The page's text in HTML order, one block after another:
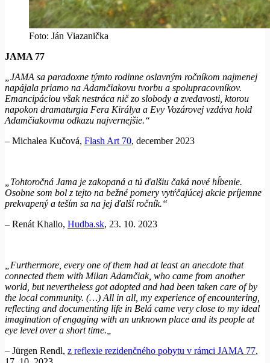
Foto: Ján Viazanička
JAMA 77
„JAMA sa paradoxne týmto rodinne oslavným ročníkom najmenej
napájala priamo na Adamčiakovu tvorbu a spolupracovníkov.
Emancipáciou však nestráca nič zo slobody a zvedavosti, ktorou
napokon dramaturgia Fera Királya a Evy Vozárovej vzdáva hold
Adamčiakovmu odkazu najvernejšie.“
– Michalea Kučová, Flash Art 70, december 2023
„Tohtoročná Jama je zakopaná a tú ďalšiu čaká nové hĺbenie.
Osobne som bol z tejto na bežné pomery vytŕčajúcej akcie príjemne
prekvapený a teším sa na jej ďalší ročník.“
– Renát Khallo, Hudba.sk, 23. 10. 2023
Furthermore, every one of them had at least an anecdote that
connected them with Milan Adamčiak, who came from another
world, but nevertheless got adopted and had been taken care of by
the local community. (…) All in all, my experience of encountering,
reflecting and documenting life in Belá came very close to my ideal
imagination of engaging with an unknown place and its people at
eye level over a short time.
– Jürgen Rendl, z reflexie rezidenčného pobytu v rámci JAMA 77,